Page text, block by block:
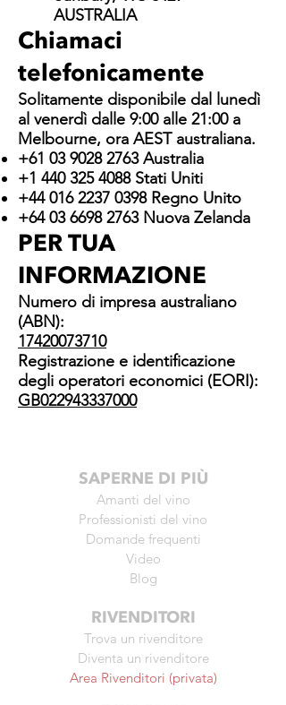
AUSTRALIA
Chiamaci
telefonicamente
Solitamente disponibile dal lunedì
al venerdì dalle 9:00 alle 21:00 a
Melbourne, ora AEST australiana.
+61 03 9028 2763 Australia
+1 440 325 4088 Stati Uniti
+44 016 2237 0398 Regno Unito
+64 03 6698 2763 Nuova Zelanda
PER TUA
INFORMAZIONE
Numero di impresa australiano
(ABN):
17420073710
Registrazione e identificazione
degli operatori economici (EORI):
GB022943337000
SAPERNE DI PIÙ
Amanti del vino
Professionisti del vino
Domande frequenti
Video
Blog
RIVENDITORI
Trova un rivenditore
Diventa un rivenditore
Area Rivenditori (privata)